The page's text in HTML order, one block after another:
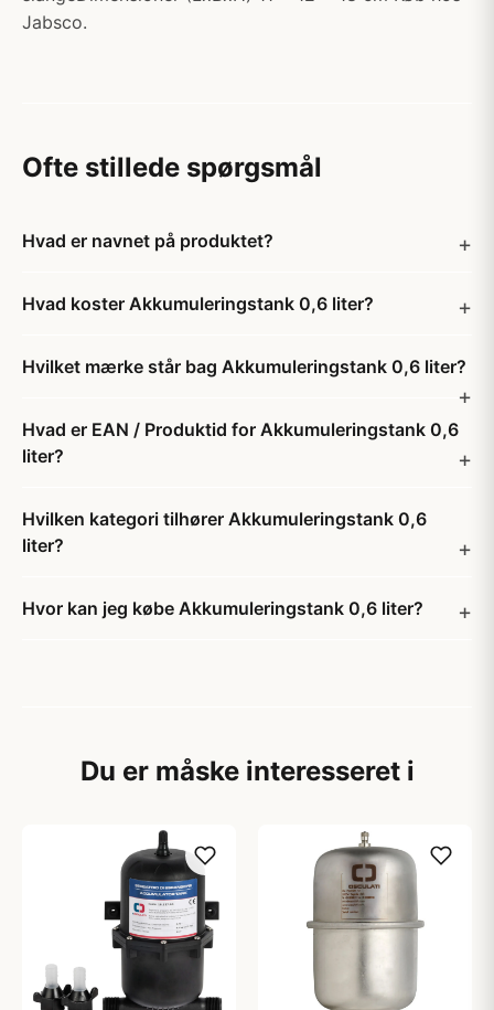
Jabsco.
Ofte stillede spørgsmål
Hvad er navnet på produktet?
Hvad koster Akkumuleringstank 0,6 liter?
Hvilket mærke står bag Akkumuleringstank 0,6 liter?
Hvad er EAN / Produktid for Akkumuleringstank 0,6
liter?
Hvilken kategori tilhører Akkumuleringstank 0,6
liter?
Hvor kan jeg købe Akkumuleringstank 0,6 liter?
Du er måske interesseret i